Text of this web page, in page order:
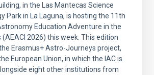
in the Las Mantecas Science
Park in La Laguna, is hosting the 11th
Education Adventure in the
(AEACI 2026) this week. This edition
Erasmus+ Astro-Journeys project,
European Union, in which the IAC is
eight other institutions from